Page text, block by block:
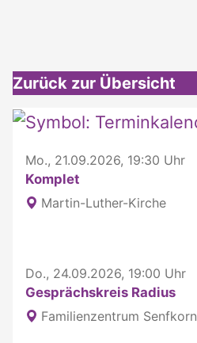
Zurück zur Übersicht
Weitere interessante Inhalte
Mo., 21.09.2026, 19:30 Uhr
Komplet
Martin-Luther-Kirche
Do., 24.09.2026, 19:00 Uhr
Gesprächskreis Radius
Familienzentrum Senfkorn